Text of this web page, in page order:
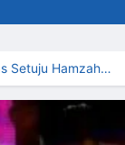
Setuju Hamzah…